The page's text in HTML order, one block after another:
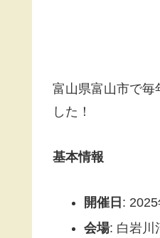
富山県富山市で毎
した！
基本情報
開催日 :
会場: 白岩川